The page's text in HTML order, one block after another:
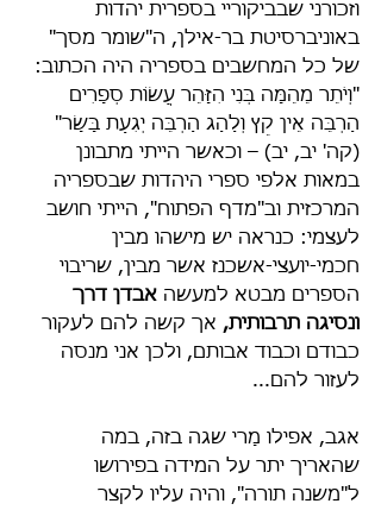
וזכורני שבביקוריי בספרית יהדות
באוניברסיטת בר-אילן, ה"שומר מסך"
של כל המחשבים בספריה היה הכתוב:
"וְיֹתֵר מֵהֵמָּה בְּנִי הִזָּהֵר עֲשׂוֹת סְפָרִים
הַרְבֵּה אֵין קֵץ וְלַהַג הַרְבֵּה יְגִעַת בָּשָׂר"
(קה' יב, יב) – וכאשר הייתי מתבונן
במאות אלפי ספרי היהדות שבספריה
המרכזית וב"מדף הפתוח", הייתי חושב
לעצמי: כנראה יש מישהו מבין
חכמי-יועצי-אשכנז אשר מבין, שריבוי
הספרים מבטא למעשה אבדן דרך
ונסיגה תרבותית, אך קשה להם לעקור
כבודם וכבוד אבותם, ולכן אני מנסה
לעזור להם...
אגב, אפילו מָרי שגה בזה, במה
שהאריך יתר על המידה בפירושו
ל"משנה תורה", והיה עליו לקצר